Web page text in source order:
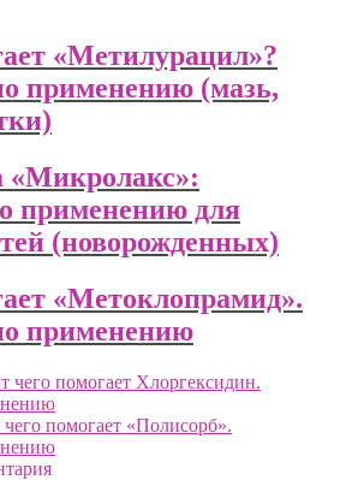
«Метилурацил»?
применению (мазь,
применению для
(новорожденных)
«Метоклопрамид».
применению
чего помогает Хлоргексидин.
помогает «Полисорб».